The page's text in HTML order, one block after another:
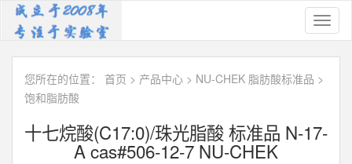
您所在的位置： 首页 > 产品中心 > NU-CHEK 脂肪酸标准品 >
饱和脂肪酸
十七烷酸(C17:0)/珠光脂酸 标准品 N-17-
A cas#506-12-7 NU-CHEK